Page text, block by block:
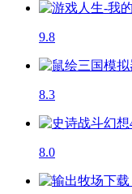
9.8
8.3
8.0